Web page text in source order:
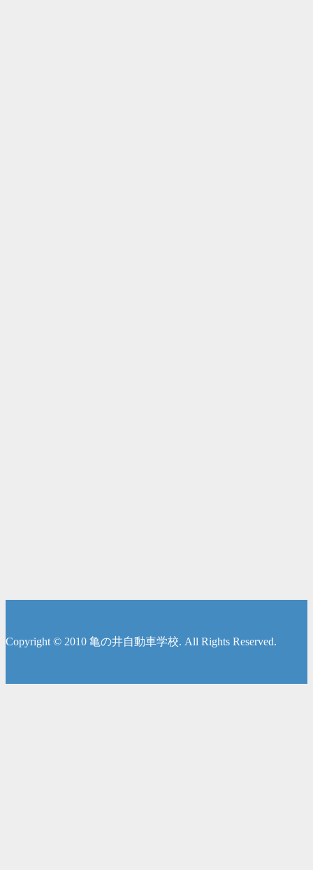
Copyright © 2010 亀の井自動車学校. All Rights Reserved.